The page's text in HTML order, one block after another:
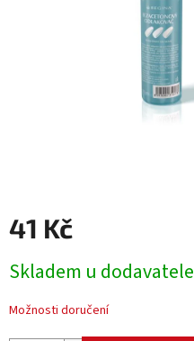
41 Kč
cena:
Skladem u dodavatele
Možnosti doručení